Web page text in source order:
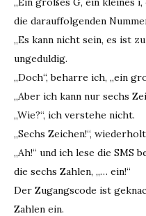
die darauffolgenden
„Es kann nicht sein, es ist
ungeduldig.
„Doch“, beharre ich, „ein
„Aber ich kann nur sechs
„Wie?“, ich verstehe nicht.
„Sechs Zeichen!“,
„Ah!“ und ich lese die SMS
die sechs Zahlen, „… ein!“
Der Zugangscode ist
Zahlen ein.